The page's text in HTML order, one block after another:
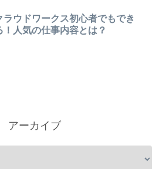
ラウドワークス初心者でもでき
！人気の仕事内容とは？
アーカイブ